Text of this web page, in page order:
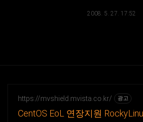
2008. 5. 27. 17:52
https://mvshield.mvista.co.kr/ 광고
CentOS EoL 연장지원